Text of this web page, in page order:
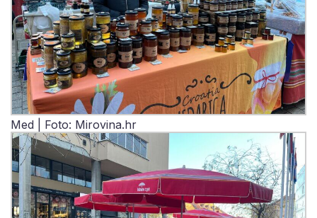
Med | Foto: Mirovina.hr